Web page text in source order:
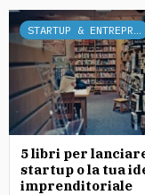
STARTUP & ENTREPRENEURSHIP
5 libri per
startup o la tua
imprenditoriale